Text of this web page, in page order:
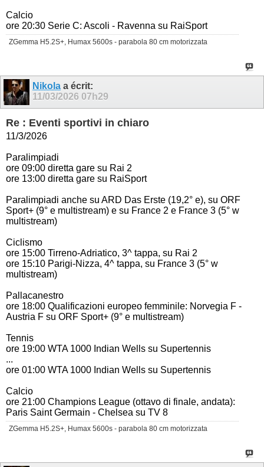
Calcio
ore 20:30 Serie C: Ascoli - Ravenna su RaiSport
ZGemma H5.2S+, Humax 5600s - parabola 80 cm motorizzata
Nikola a écrit:
11/03/2026 07h29
Re : Eventi sportivi in chiaro
11/3/2026
Paralimpiadi
ore 09:00 diretta gare su Rai 2
ore 13:00 diretta gare su RaiSport
Paralimpiadi anche su ARD Das Erste (19,2° e), su ORF
Sport+ (9° e multistream) e su France 2 e France 3 (5° w
multistream)
Ciclismo
ore 15:00 Tirreno-Adriatico, 3^ tappa, su Rai 2
ore 15:10 Parigi-Nizza, 4^ tappa, su France 3 (5° w
multistream)
Pallacanestro
ore 18:00 Qualificazioni europeo femminile: Norvegia F -
Austria F su ORF Sport+ (9° e multistream)
Tennis
ore 19:00 WTA 1000 Indian Wells su Supertennis
...
ore 01:00 WTA 1000 Indian Wells su Supertennis
Calcio
ore 21:00 Champions League (ottavo di finale, andata):
Paris Saint Germain - Chelsea su TV 8
ZGemma H5.2S+, Humax 5600s - parabola 80 cm motorizzata